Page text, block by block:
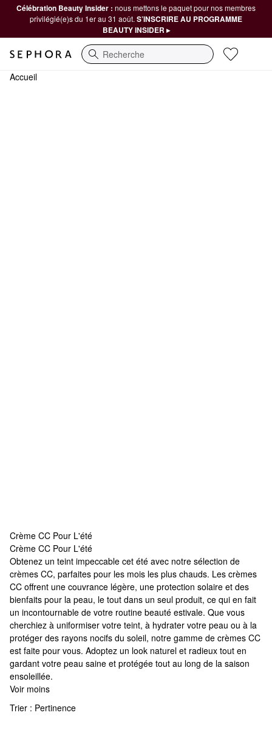
Célébration Beauty Insider : nous mettons le paquet pour nos membres
privilégié(e)s du 1er au 31 août. S’INSCRIRE AU PROGRAMME
BEAUTY INSIDER ▸
Recherche
Accueil
Crème CC Pour L'été
Crème CC Pour L'été
Crème CC Pour L'été
Obtenez un teint impeccable cet été avec notre sélection de
crèmes CC, parfaites pour les mois les plus chauds. Les crèmes
CC offrent une couvrance légère, une protection solaire et des
bienfaits pour la peau, le tout dans un seul produit, ce qui en fait
un incontournable de votre routine beauté estivale. Que vous
cherchiez à uniformiser votre teint, à hydrater votre peau ou à la
protéger des rayons nocifs du soleil, notre gamme de crèmes CC
est faite pour vous. Adoptez un look naturel et radieux tout en
gardant votre peau saine et protégée tout au long de la saison
ensoleillée.
Voir moins
Trier : Pertinence